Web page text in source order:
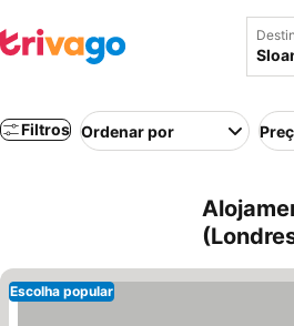
Filtros Ordenar por
Escolha popular